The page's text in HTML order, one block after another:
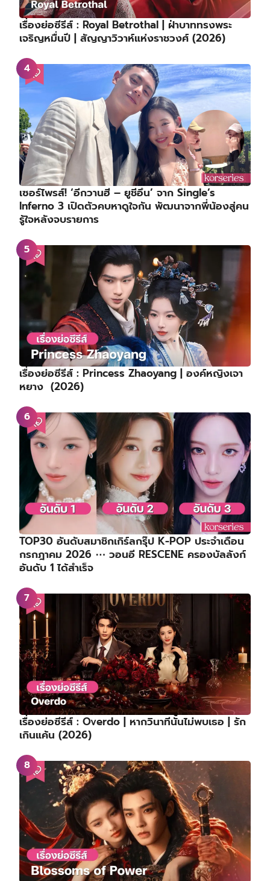
เรื่องย่อซีรีส์ : Royal Betrothal | ฝ่าบาททรงพระ
เจริญหมื่นปี | สัญญาวิวาห์แห่งราชวงศ์ (2026)
เซอร์ไพรส์! ‘อีกวานฮี – ยูชีอึน’ จาก Single’s
Inferno 3 เปิดตัวคบหาดูใจกัน พัฒนาจากพี่น้องสู่คน
รู้ใจหลังจบรายการ
เรื่องย่อซีรีส์ : Princess Zhaoyang | องค์หญิงเจา
หยาง (2026)
TOP30 อันดับสมาชิกเกิร์ลกรุ๊ป K-POP ประจำเดือน
กรกฎาคม 2026 ⋯ วอนอี RESCENE ครองบัลลังก์
อันดับ 1 ได้สำเร็จ
เรื่องย่อซีรีส์ : Overdo | หากวินาทีนั้นไม่พบเธอ | รัก
เกินแค้น (2026)